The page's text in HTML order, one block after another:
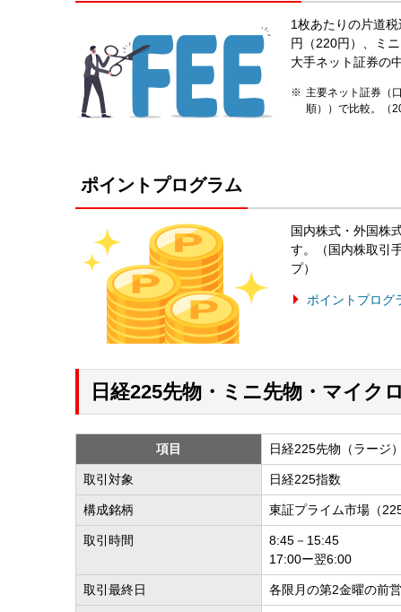
1枚あたりの片道
円（220円）、ミ
大手ネット証券の
主要ネット証券（
順））で比較。（
ポイントプログラム
国内株式・外国株
す。（国内株取引
プ）
ポイントプログ
日経225先物・ミニ先物・マイク
項目 日経225先物（ラージ）
取引対象 日経225指数
構成銘柄 東証プライム市場（225
取引時間
8:45－15:45
17:00ー翌6:00
取引最終日 各限月の第2金曜の前